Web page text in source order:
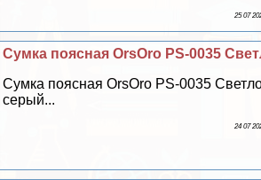
25 07
Сумка поясная OrsOro PS-0035
Сумка поясная OrsOro PS-0035
серый...
24 07